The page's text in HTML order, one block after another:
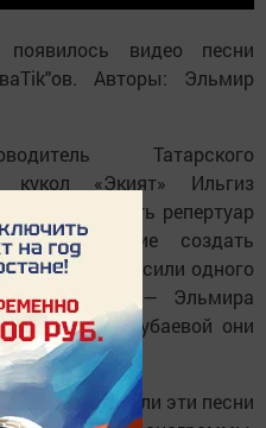
видео песни
Авторы: Эльмир
Татарского
кукол «Экият» Ильгиз
расширить репертуар
решение создать
этого пригласили одного
— Эльмира
Резедой Губаевой они
них. Мы собрали эти песни